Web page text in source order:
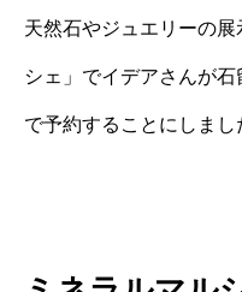
天然石やジュエリーの
シェ」でイデアさんが
で予約することにしまし